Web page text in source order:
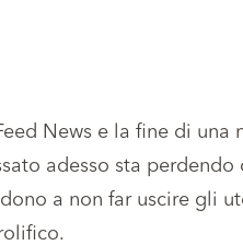
News e la fine di una
adesso sta
a non far uscire gli